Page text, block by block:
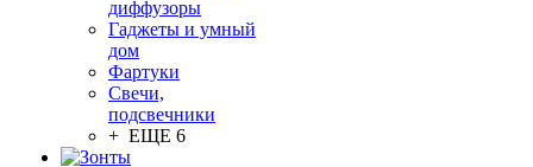
диффузоры
Гаджеты и умный
дом
Фартуки
Свечи,
подсвечники
+ ЕЩЕ 6